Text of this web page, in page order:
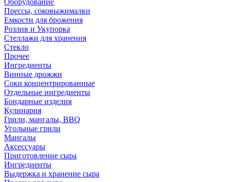
Оборудование
Прессы, соковыжималки
Емкости для брожения
Розлив и Укупорка
Стеллажи для хранения
Стекло
Прочее
Ингредиенты
Винные дрожжи
Соки концентрированные
Отдельные ингредиенты
Бондарные изделия
Кулинария
Грили, мангалы, BBQ
Угольные грили
Мангалы
Аксессуары
Приготовление сыра
Ингредиенты
Выдержка и хранение сыра